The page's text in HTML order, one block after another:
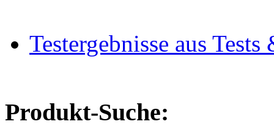
Testergebnisse aus
Produkt-Suche: